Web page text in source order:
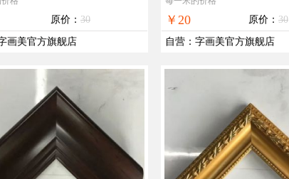
原价： 30
画美官方旗舰店
￥20 原价： 30
自营 ： 字画美官方旗舰店